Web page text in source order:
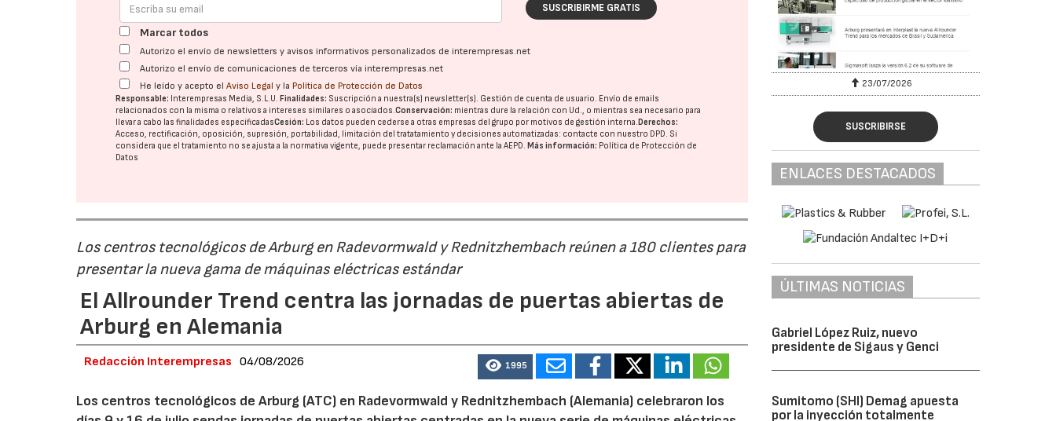
SUSCRIBIRME GRATIS
Marcar todos
Autorizo el envío de newsletters y avisos informativos personalizados de interempresas.net
Autorizo el envío de comunicaciones de terceros vía interempresas.net
He leído y acepto elAviso Legal y la Política de Protección de Datos
Responsable: Interempresas Media, S.L.U.Finalidades: Suscripción a nuestra(s) newsletter(s). Gestión de cuenta de usuario. Envío de emails
relacionados con la misma o relativos a intereses similares o asociados.Conservación: mientras dure la relación con Ud., o mientras sea necesario para
llevar a cabo las finalidades especificadasCesión: Los datos pueden cederse a otras empresas del grupo por motivos de gestión interna.Derechos:
Acceso, rectificación, oposición, supresión, portabilidad, limitación del tratatamiento y decisiones automatizadas: contacte con nuestro DPD. Si
considera que el tratamiento no se ajusta a la normativa vigente, puede presentar reclamación ante laAEPD.Más información: Política de Protección de
Datos
Los centros tecnológicos de Arburg en Radevormwald y Rednitzhembach reúnen a 180 clientes para
presentar la nueva gama de máquinas eléctricas estándar
El Allrounder Trend centra las jornadas de puertas abiertas de
Arburg en Alemania
Redacción Interempresas 04/08/2026 1995
Los centros tecnológicos de Arburg (ATC) en Radevormwald y Rednitzhembach (Alemania) celebraron los
23/07/2026
SUSCRIBIRSE
ENLACES DESTACADOS
ÚLTIMAS NOTICIAS
Gabriel López Ruiz, nuevo
presidente de Sigaus y Genci
Sumitomo (SHI) Demag apuesta
por la inyección totalmente